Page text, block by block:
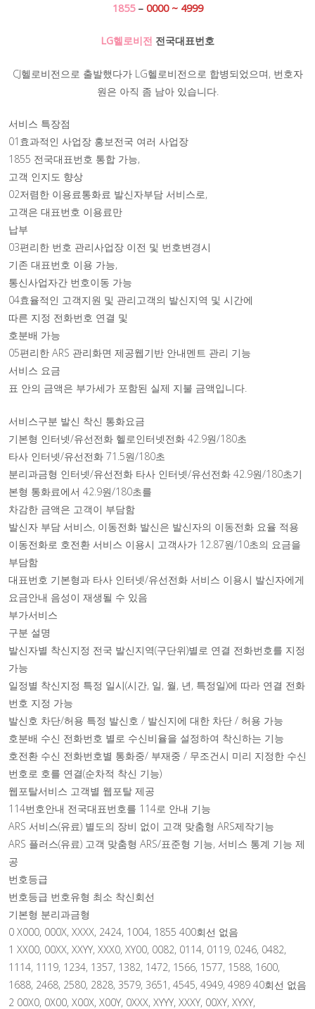
1855– 0000 ~ 4999
LG헬로비전 전국대표번호
CJ헬로비전으로 출발했다가 LG헬로비전으로 합병되었으며, 번호자
원은 아직 좀 남아 있습니다.
서비스 특장점
01효과적인 사업장 홍보전국 여러 사업장
1855 전국대표번호 통합 가능,
고객 인지도 향상
02저렴한 이용료통화료 발신자부담 서비스로,
고객은 대표번호 이용료만
납부
03편리한 번호 관리사업장 이전 및 번호변경시
기존 대표번호 이용 가능,
통신사업자간 번호이동 가능
04효율적인 고객지원 및 관리고객의 발신지역 및 시간에
따른 지정 전화번호 연결 및
호분배 가능
05편리한 ARS 관리화면 제공웹기반 안내멘트 관리 기능
서비스 요금
표 안의 금액은 부가세가 포함된 실제 지불 금액입니다.
서비스구분 발신 착신 통화요금
기본형 인터넷/유선전화 헬로인터넷전화 42.9원/180초
타사 인터넷/유선전화 71.5원/180초
분리과금형 인터넷/유선전화 타사 인터넷/유선전화 42.9원/180초기
본형 통화료에서 42.9원/180초를
차감한 금액은 고객이 부담함
발신자 부담 서비스, 이동전화 발신은 발신자의 이동전화 요율 적용
이동전화로 호전환 서비스 이용시 고객사가 12.87원/10초의 요금을
부담함
대표번호 기본형과 타사 인터넷/유선전화 서비스 이용시 발신자에게
요금안내 음성이 재생될 수 있음
부가서비스
구분 설명
발신자별 착신지정 전국 발신지역(구단위)별로 연결 전화번호를 지정
가능
일정별 착신지정 특정 일시(시간, 일, 월, 년, 특정일)에 따라 연결 전화
번호 지정 가능
발신호 차단/허용 특정 발신호 / 발신지에 대한 차단 / 허용 가능
호분배 수신 전화번호 별로 수신비율을 설정하여 착신하는 기능
호전환 수신 전화번호별 통화중/ 부재중 / 무조건시 미리 지정한 수신
번호로 호를 연결(순차적 착신 기능)
웹포탈서비스 고객별 웹포탈 제공
114번호안내 전국대표번호를 114로 안내 기능
ARS 서비스(유료) 별도의 장비 없이 고객 맞춤형 ARS제작기능
ARS 플러스(유료) 고객 맞춤형 ARS/표준형 기능, 서비스 통계 기능 제
공
번호등급
번호등급 번호유형 최소 착신회선
기본형 분리과금형
0 X000, 000X, XXXX, 2424, 1004, 1855 400회선 없음
1 XX00, 00XX, XXYY, XXX0, XY00, 0082, 0114, 0119, 0246, 0482,
1114, 1119, 1234, 1357, 1382, 1472, 1566, 1577, 1588, 1600,
1688, 2468, 2580, 2828, 3579, 3651, 4545, 4949, 4989 40회선 없음
2 00X0, 0X00, X00X, X00Y, 0XXX, XYYY, XXXY, 00XY, XYXY,